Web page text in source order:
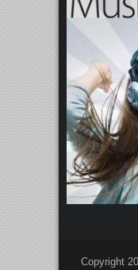
Copyright